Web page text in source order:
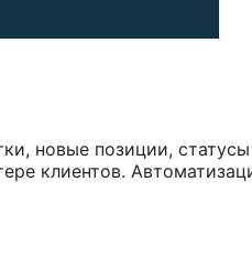
новые позиции,
клиентов.